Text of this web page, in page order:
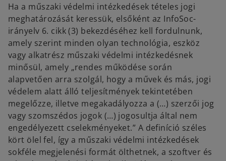
Ha a műszaki védelmi intézkedések tételes jogi
meghatározását keressük, elsőként az InfoSoc-
irányelv 6. cikk (3) bekezdéséhez kell fordulnunk,
amely szerint minden olyan technológia, eszköz
vagy alkatrész műszaki védelmi intézkedésnek
minősül, amely „rendes működése során
alapvetően arra szolgál, hogy a művek és más, jogi
védelem alatt álló teljesítmények tekintetében
megelőzze, illetve megakadályozza a (…) szerzői jog
vagy szomszédos jogok (…) jogosultja által nem
engedélyezett cselekményeket.” A definíció széles
kört ölel fel, így a műszaki védelmi intézkedések
sokféle megjelenési formát ölthetnek, a szoftver és